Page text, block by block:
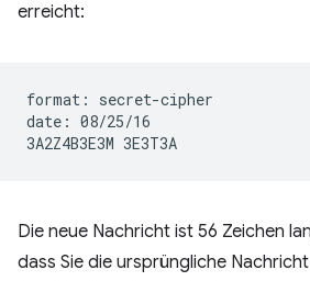
erreicht:
format: secret-cipher
date: 08/25/16
Die neue Nachricht ist 56 Zeichen
dass Sie die ursprüngliche